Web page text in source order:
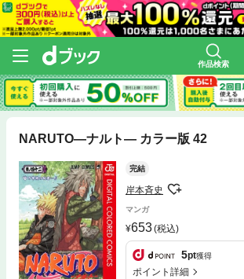
作品検索
NARUTO―ナルト― カラー版 42
完結
岸本斉史
マンガ
653(税込)
5pt獲得
ポイント詳細